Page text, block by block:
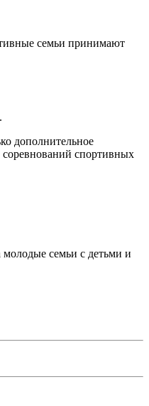
семьи принимают
дополнительное
спортивных
семьи с детьми и